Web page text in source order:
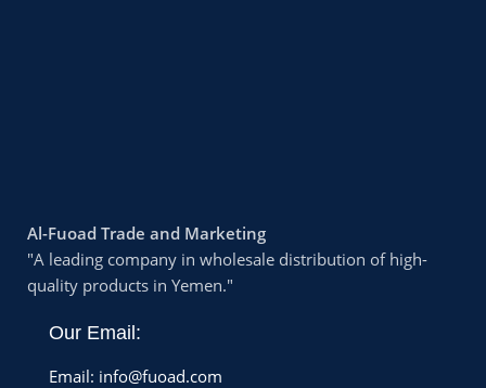
Al-Fuoad Trade and Marketing
"A leading company in wholesale distribution of high-
quality products in Yemen."
Our Email:
Email: info@fuoad.com